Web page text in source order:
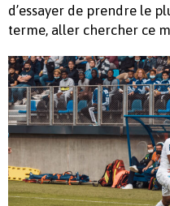
d’essayer de prendre le
terme, aller chercher ce